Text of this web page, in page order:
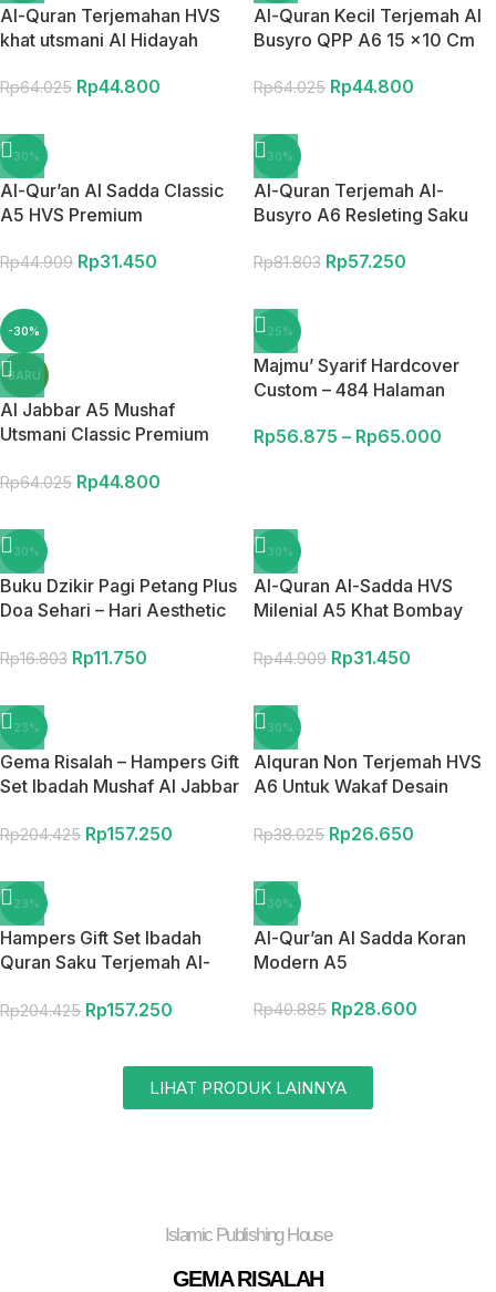
Al-Quran Terjemahan HVS
khat utsmani Al Hidayah
Standard kemenag RI
Rp64.025 Rp44.800
Al-Quran Kecil Terjemah Al
Busyro QPP A6 15 x10 Cm
Rp64.025 Rp44.800
-30%
Al-Qur’an Al Sadda Classic
A5 HVS Premium
Rp44.909 Rp31.450
-30%
Al-Quran Terjemah Al-
Busyro A6 Resleting Saku
Rp81.803 Rp57.250
-30%
BARU
Al Jabbar A5 Mushaf
Utsmani Classic Premium
Rp64.025 Rp44.800
-25%
Majmu’ Syarif Hardcover
Custom – 484 Halaman
Rp56.875 – Rp65.000
-30%
Buku Dzikir Pagi Petang Plus
Doa Sehari – Hari Aesthetic
Rp16.803 Rp11.750
-30%
Al-Quran Al-Sadda HVS
Milenial A5 Khat Bombay
Rp44.909 Rp31.450
-23%
Gema Risalah – Hampers Gift
Set Ibadah Mushaf Al Jabbar
Turkiye Premium Anti Slip
keluarga
Rp204.425 Rp157.250
-30%
Alquran Non Terjemah HVS
A6 Untuk Wakaf Desain
Latif Mushaf Premium
Rp38.025 Rp26.650
-23%
Hampers Gift Set Ibadah
Quran Saku Terjemah Al-
Rp204.425 Rp157.250
-30%
Al-Qur’an Al Sadda Koran
Modern A5
Rp40.885 Rp28.600
LIHAT PRODUK LAINNYA
Islamic Publishing House
GEMA RISALAH